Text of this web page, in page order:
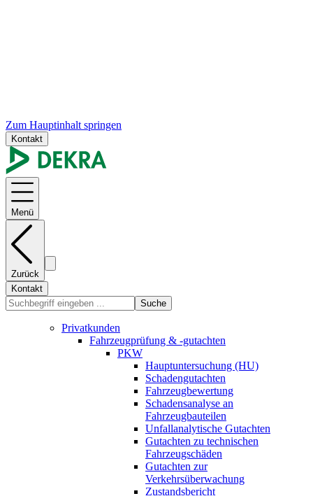
Zum Hauptinhalt springen
Kontakt
Menü
Zurück
Kontakt
Suche
Privatkunden
Fahrzeugprüfung & -gutachten
PKW
Hauptuntersuchung (HU)
Schadengutachten
Fahrzeugbewertung
Schadensanalyse an
Fahrzeugbauteilen
Unfallanalytische Gutachten
Gutachten zu technischen
Fahrzeugschäden
Gutachten zur
Verkehrsüberwachung
Zustandsbericht